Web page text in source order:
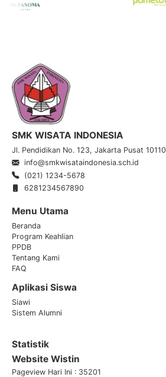
SMK WISATA INDONESIA
Jl. Pendidikan No. 123, Jakarta Pusat 10110
info@smkwisataindonesia.sch.id
(021) 1234-5678
6281234567890
Menu Utama
Beranda
Program Keahlian
PPDB
Tentang Kami
FAQ
Aplikasi Siswa
Siawi
Sistem Alumni
Statistik
Website Wistin
Pageview Hari Ini : 35201